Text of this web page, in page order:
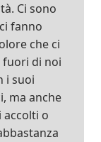
Ci sono
fanno
che ci
fuori di noi
i suoi
ma anche
o